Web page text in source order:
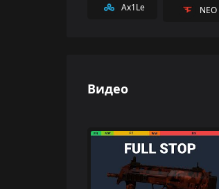
Ax1Le NEO
Видео